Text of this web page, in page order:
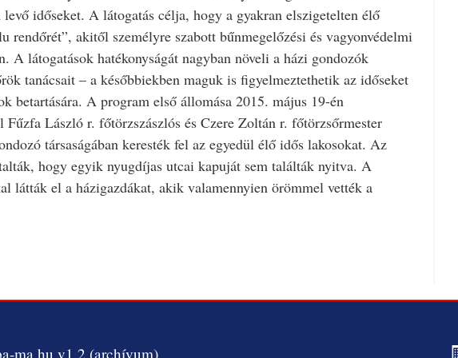
időseket. A látogatás célja, hogy a gyakran elszigetelten élő
rendőrét”, akitől személyre szabott bűnmegelőzési és vagyonvédelmi
A látogatások hatékonyságát nagyban növeli a házi gondozók
tanácsait – a későbbiekben maguk is figyelmeztethetik az időseket
betartására. A program első állomása 2015. május 19-én
Fűzfa László r. főtörzszászlós és Czere Zoltán r. főtörzsőrmester
társaságában keresték fel az egyedül élő idős lakosokat. Az
hogy egyik nyugdíjas utcai kapuját sem találták nyitva. A
látták el a házigazdákat, akik valamennyien örömmel vették a
ma.hu v1.2 (archívum)